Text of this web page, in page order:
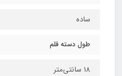
ساده
طول دسته قلم
18 سانتی‌متر